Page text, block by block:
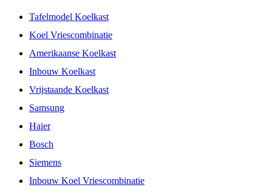
Tafelmodel Koelkast
Koel Vriescombinatie
Amerikaanse Koelkast
Inbouw Koelkast
Vrijstaande Koelkast
Samsung
Haier
Bosch
Siemens
Inbouw Koel Vriescombinatie